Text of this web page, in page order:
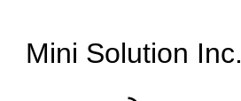
Mini Solution Inc.